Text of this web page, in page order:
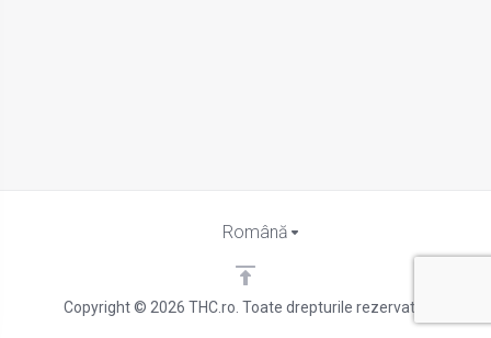
Copyright © 2026 THC.ro. Toate drepturile rezervate.
Română